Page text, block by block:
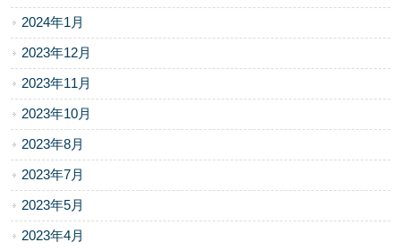
2024年1月
2023年12月
2023年11月
2023年10月
2023年8月
2023年7月
2023年5月
2023年4月